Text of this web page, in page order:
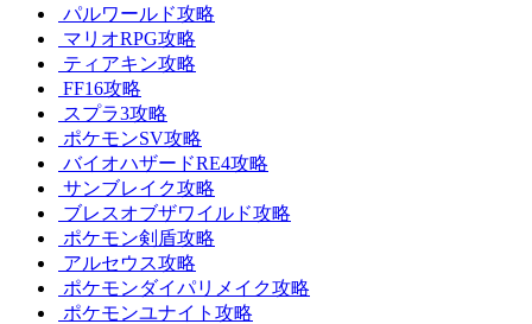
パルワールド攻略
マリオRPG攻略
ティアキン攻略
FF16攻略
スプラ3攻略
ポケモンSV攻略
バイオハザードRE4攻略
サンブレイク攻略
ブレスオブザワイルド攻略
ポケモン剣盾攻略
アルセウス攻略
ポケモンダイパリメイク攻略
ポケモンユナイト攻略